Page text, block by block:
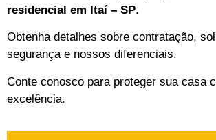
residencial em Itaí – SP.
Obtenha detalhes sobre contratação,
segurança e nossos diferenciais.
Conte conosco para proteger sua casa
excelência.